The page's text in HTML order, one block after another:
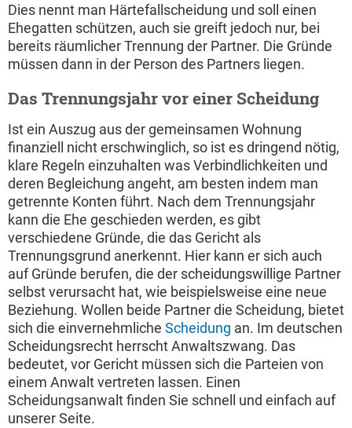
Dies nennt man Härtefallscheidung und soll einen
Ehegatten schützen, auch sie greift jedoch nur, bei
bereits räumlicher Trennung der Partner. Die Gründe
müssen dann in der Person des Partners liegen.
Das Trennungsjahr vor einer Scheidung
Ist ein Auszug aus der gemeinsamen Wohnung
finanziell nicht erschwinglich, so ist es dringend nötig,
klare Regeln einzuhalten was Verbindlichkeiten und
deren Begleichung angeht, am besten indem man
getrennte Konten führt. Nach dem Trennungsjahr
kann die Ehe geschieden werden, es gibt
verschiedene Gründe, die das Gericht als
Trennungsgrund anerkennt. Hier kann er sich auch
auf Gründe berufen, die der scheidungswillige Partner
selbst verursacht hat, wie beispielsweise eine neue
Beziehung. Wollen beide Partner die Scheidung, bietet
sich die einvernehmliche Scheidung an. Im deutschen
Scheidungsrecht herrscht Anwaltszwang. Das
bedeutet, vor Gericht müssen sich die Parteien von
einem Anwalt vertreten lassen. Einen
Scheidungsanwalt finden Sie schnell und einfach auf
unserer Seite.